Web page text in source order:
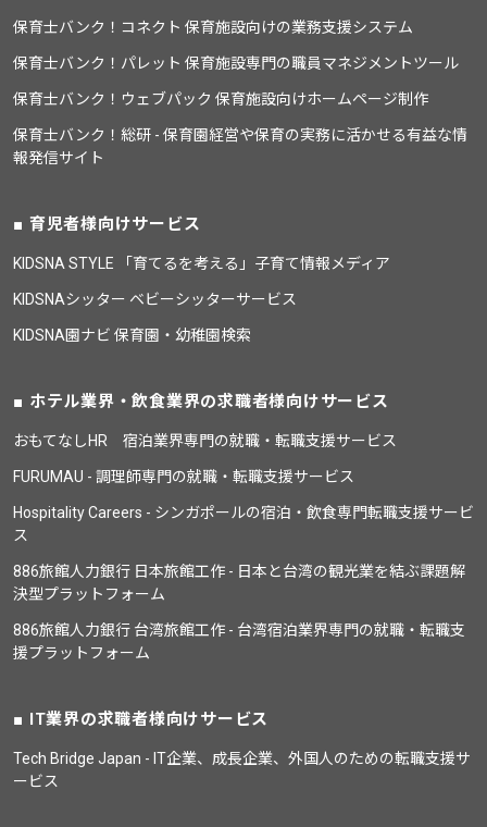
保育士バンク！コネクト 保育施設向けの業務支援システム
保育士バンク！パレット 保育施設専門の職員マネジメントツール
保育士バンク！ウェブパック 保育施設向けホームページ制作
保育士バンク！総研 - 保育園経営や保育の実務に活かせる有益な情
報発信サイト
育児者様向けサービス
KIDSNA STYLE 「育てるを考える」子育て情報メディア
KIDSNAシッター ベビーシッターサービス
KIDSNA園ナビ 保育園・幼稚園検索
ホテル業界・飲食業界の求職者様向けサービス
おもてなしHR 宿泊業界専門の就職・転職支援サービス
FURUMAU - 調理師専門の就職・転職支援サービス
Hospitality Careers - シンガポールの宿泊・飲食専門転職支援サービ
ス
886旅館人力銀行 日本旅館工作 - 日本と台湾の観光業を結ぶ課題解
決型プラットフォーム
886旅館人力銀行 台湾旅館工作 - 台湾宿泊業界専門の就職・転職支
援プラットフォーム
IT業界の求職者様向けサービス
Tech Bridge Japan - IT企業、成長企業、外国人のための転職支援サ
ービス